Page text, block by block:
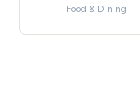
Food & Dining